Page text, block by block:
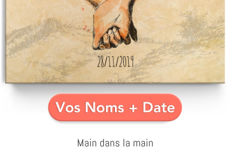
Main dans la main